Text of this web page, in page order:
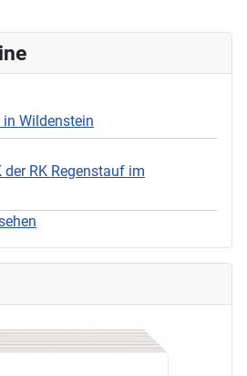
Wildenstein
RK Regenstauf im